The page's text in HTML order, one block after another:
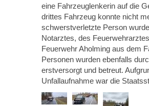
eine Fahrzeuglenkerin auf die
drittes Fahrzeug konnte nicht
schwerstverletzte Person
Notarztes, des
Feuerwehr Aholming aus dem
Personen wurden ebenfalls
erstversorgt und betreut.
Unfallaufnahme war die